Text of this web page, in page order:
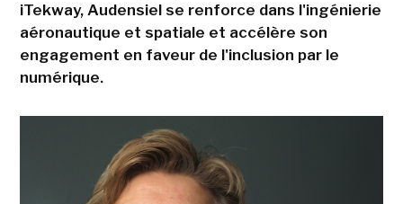
iTekway, Audensiel se renforce dans l'ingénierie
aéronautique et spatiale et accélère son
engagement en faveur de l'inclusion par le
numérique.